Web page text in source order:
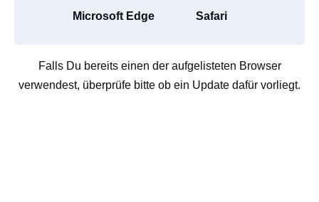
Microsoft Edge Safari
Falls Du bereits einen der aufgelisteten Browser
verwendest, überprüfe bitte ob ein Update dafür vorliegt.